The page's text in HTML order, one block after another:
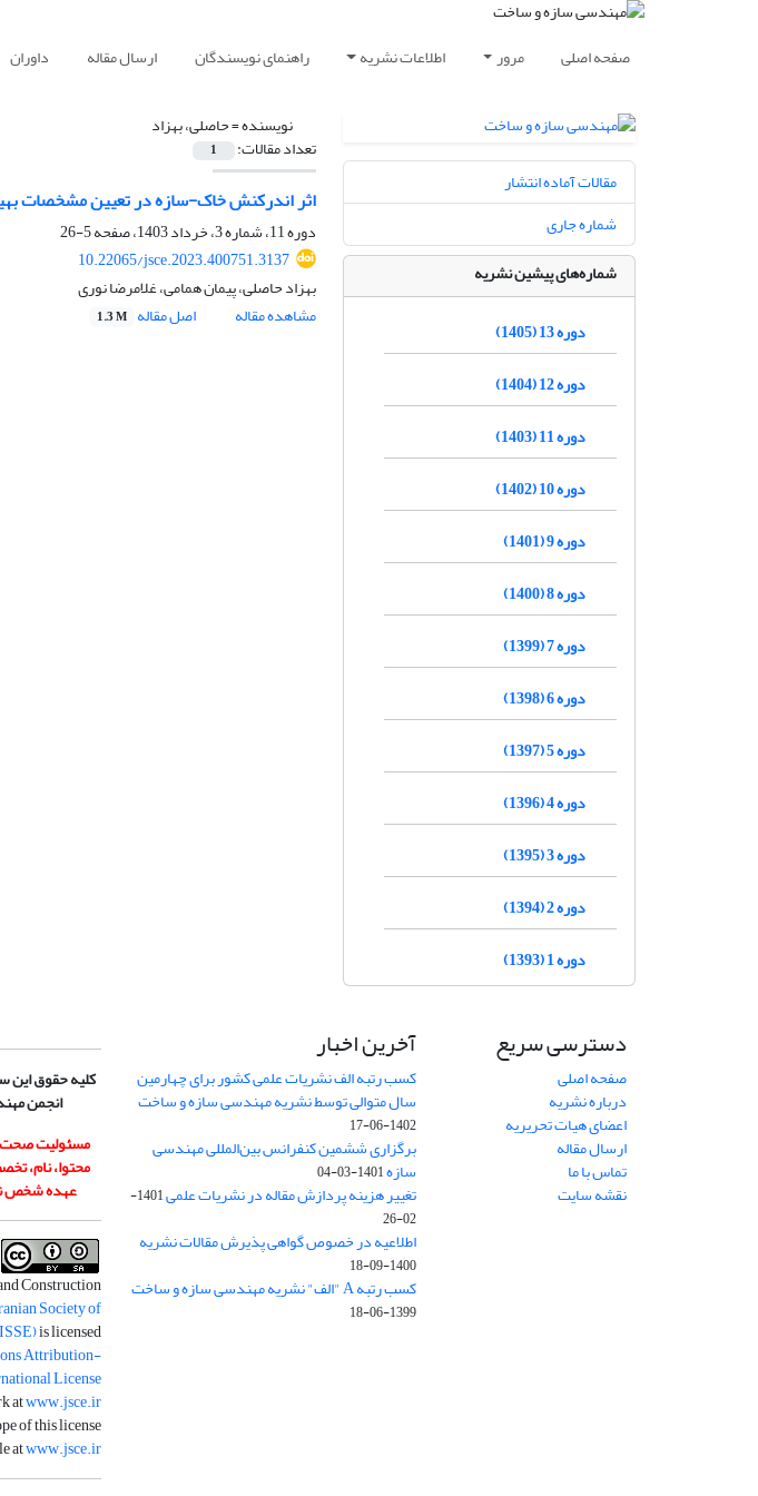
صفحه اصلی مرور اطلاعات نشریه راهنمای نویسندگان ارسال مقاله داوران
نویسنده =حاصلی، بهزاد
تعداد مقالات: 1
اثر اندرکنش خاک-سازه در تعیین‌ مشخصات
دوره 11، شماره 3، خرداد 1403، صفحه
5-26
10.22065/jsce.2023.400751.3137
بهزاد حاصلی، پیمان همامی، غلامرضا نوری
مشاهده مقاله
اصل مقاله 1.3 M
مقالات آماده انتشار
شماره جاری
شماره‌های پیشین نشریه
دوره 13 (1405)
دوره 12 (1404)
دوره 11 (1403)
دوره 10 (1402)
دوره 9 (1401)
دوره 8 (1400)
دوره 7 (1399)
دوره 6 (1398)
دوره 5 (1397)
دوره 4 (1396)
دوره 3 (1395)
دوره 2 (1394)
دوره 1 (1393)
دسترسی سریع
صفحه اصلی
درباره نشریه
اعضای هیات تحریریه
ارسال مقاله
تماس با ما
نقشه سایت
آخرین اخبار
کسب رتبه الف نشریات علمی کشور برای چهارمین
سال متوالی توسط نشریه مهندسی سازه و ساخت
1402-06-17
برگزاری ششمین کنفرانس بین‌المللی مهندسی
سازه1401-03-04
تغییر هزینه پردازش مقاله در نشریات علمی
1401-
02-26
اطلاعیه در خصوص گواهی پذیرش مقالات نشریه
1400-09-18
کسب رتبه A "الف" نشریه مهندسی سازه و ساخت
1399-06-18
کلیه حقوق این
انجمن
مسئولیت صحت
محتوا، نام،
عهده شخص
Construction
Society of
is licensed
Attribution-
License
atwww.jsce.ir
of this license
atwww.jsce.ir